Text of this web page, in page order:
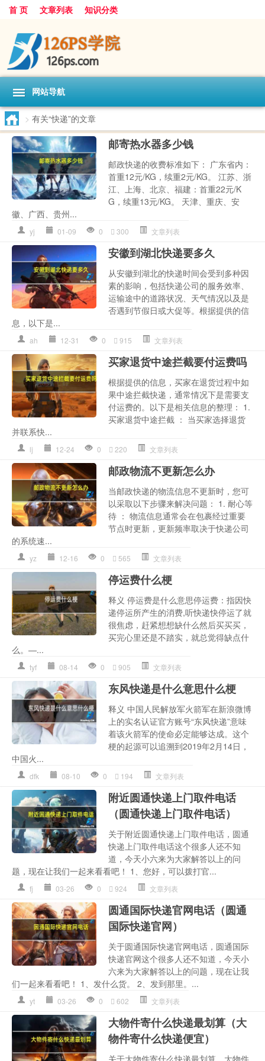
首 页 文章列表 知识分类
网站导航
> 有关“快递”的文章
邮寄热水器多少钱
邮政快递的收费标准如下： 广东省内：
首重12元/KG，续重2元/KG。 江苏、浙
江、上海、北京、福建：首重22元/K
G，续重13元/KG。 天津、重庆、安
徽、广西、贵州...
yj 01-09 0 300 文章列表
安徽到湖北快递要多久
从安徽到湖北的快递时间会受到多种因
素的影响，包括快递公司的服务效率、
运输途中的道路状况、天气情况以及是
否遇到节假日或大促等。根据提供的信
息，以下是...
ah 12-31 0 915 文章列表
买家退货中途拦截要付运费吗
根据提供的信息，买家在退货过程中如
果中途拦截快递，通常情况下是需要支
付运费的。以下是相关信息的整理： 1.
买家退货中途拦截 ： 当买家选择退货
并联系快...
lj 12-24 0 220 文章列表
邮政物流不更新怎么办
当邮政快递的物流信息不更新时，您可
以采取以下步骤来解决问题： 1. 耐心等
待 ： 物流信息通常会在包裹经过重要
节点时更新，更新频率取决于快递公司
的系统速...
yz 12-16 0 565 文章列表
停运费什么梗
释义 停运费是什么意思停运费：指因快
递停运所产生的消费,听快递快停运了就
很焦虑，赶紧想想缺什么然后买买买，
买完心里还是不踏实，就总觉得缺点什
么。—...
tyf 08-14 0 905 文章列表
东风快递是什么意思什么梗
释义 中国人民解放军火箭军在新浪微博
上的实名认证官方账号“东风快递”意味
着该火箭军的使命必定能够达成。这个
梗的起源可以追溯到2019年2月14日，
中国火...
dfk 08-10 0 194 文章列表
附近圆通快递上门取件电话
（圆通快递上门取件电话）
关于附近圆通快递上门取件电话，圆通
快递上门取件电话这个很多人还不知
道，今天小六来为大家解答以上的问
题，现在让我们一起来看看吧！ 1、您好，可以拨打官...
fj 03-26 0 924 文章列表
圆通国际快递官网电话（圆通
国际快递官网）
关于圆通国际快递官网电话，圆通国际
快递官网这个很多人还不知道，今天小
六来为大家解答以上的问题，现在让我
们一起来看看吧！ 1、发什么货。 2、发到那里。...
yt 03-26 0 602 文章列表
大物件寄什么快递最划算（大
物件寄什么快递便宜）
关于大物件寄什么快递最划算，大物件